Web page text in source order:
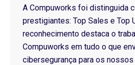
A Compuworks foi distinguida
prestigiantes: Top Sales e Top
reconhecimento destaca o
Compuworks em tudo o que
cibersegurança para os